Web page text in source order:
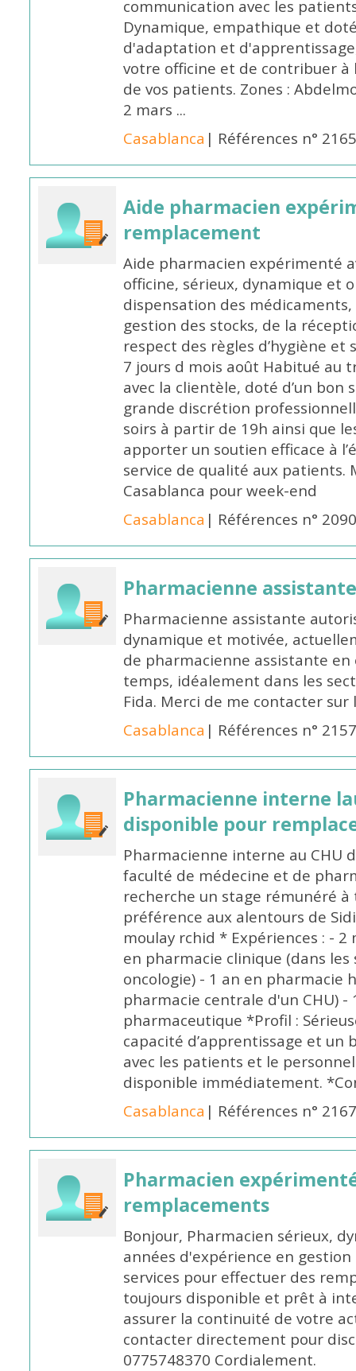
communication avec les
Dynamique, empathique et
d'adaptation et
votre officine et de contribuer
de vos patients. Zones :
2 mars ...
Casablanca | Références n°
Aide pharmacien
remplacement
Aide pharmacien expérimenté
officine, sérieux, dynamique et
dispensation des
gestion des stocks, de la
respect des règles d’hygiène
7 jours d mois août Habitué au
avec la clientèle, doté d’un bon
grande discrétion
soirs à partir de 19h ainsi que
apporter un soutien efficace à
service de qualité aux patients.
Casablanca pour week-end
Casablanca | Références n°
Pharmacienne
Pharmacienne assistante
dynamique et motivée,
de pharmacienne assistante en
temps, idéalement dans les
Fida. Merci de me contacter sur
Casablanca | Références n°
Pharmacienne interne
disponible pour
Pharmacienne interne au CHU
faculté de médecine et de
recherche un stage rémunéré
préférence aux alentours de
moulay rchid * Expériences : -
en pharmacie clinique (dans les
oncologie) - 1 an en pharmacie
pharmacie centrale d'un CHU)
pharmaceutique *Profil :
capacité d’apprentissage et un
avec les patients et le
disponible immédiatement.
Casablanca | Références n°
Pharmacien
remplacements
Bonjour, Pharmacien sérieux,
années d'expérience en
services pour effectuer des
toujours disponible et prêt à
assurer la continuité de votre
contacter directement pour
0775748370 Cordialement.